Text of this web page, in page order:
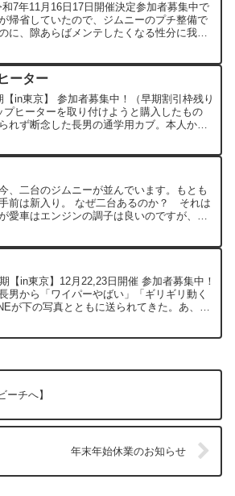
7年11月16日17日開催決定参加者募集中で
帰省していたので、ジムニーのプチ整備で
に、隙あらばメンテしたくなる性分に我な
ーター
in東京】 参加者募集中！（早期割引枠残り
プヒーターを取り付けようと購入したもの
れず断念した長男の通学用カブ。本人から
、二台のジムニーが並んでいます。もとも
前は新入り。 なぜ二台あるのか？ それは
愛車はエンジンの調子は良いのですが、ど
【in東京】12月22,23日開催 参加者募集中！
男から「ワイパーやばい」「ギリギリ動く
が下の写真とともに送られてきた。あ、こ
ーチへ】
年末年始休業のお知らせ